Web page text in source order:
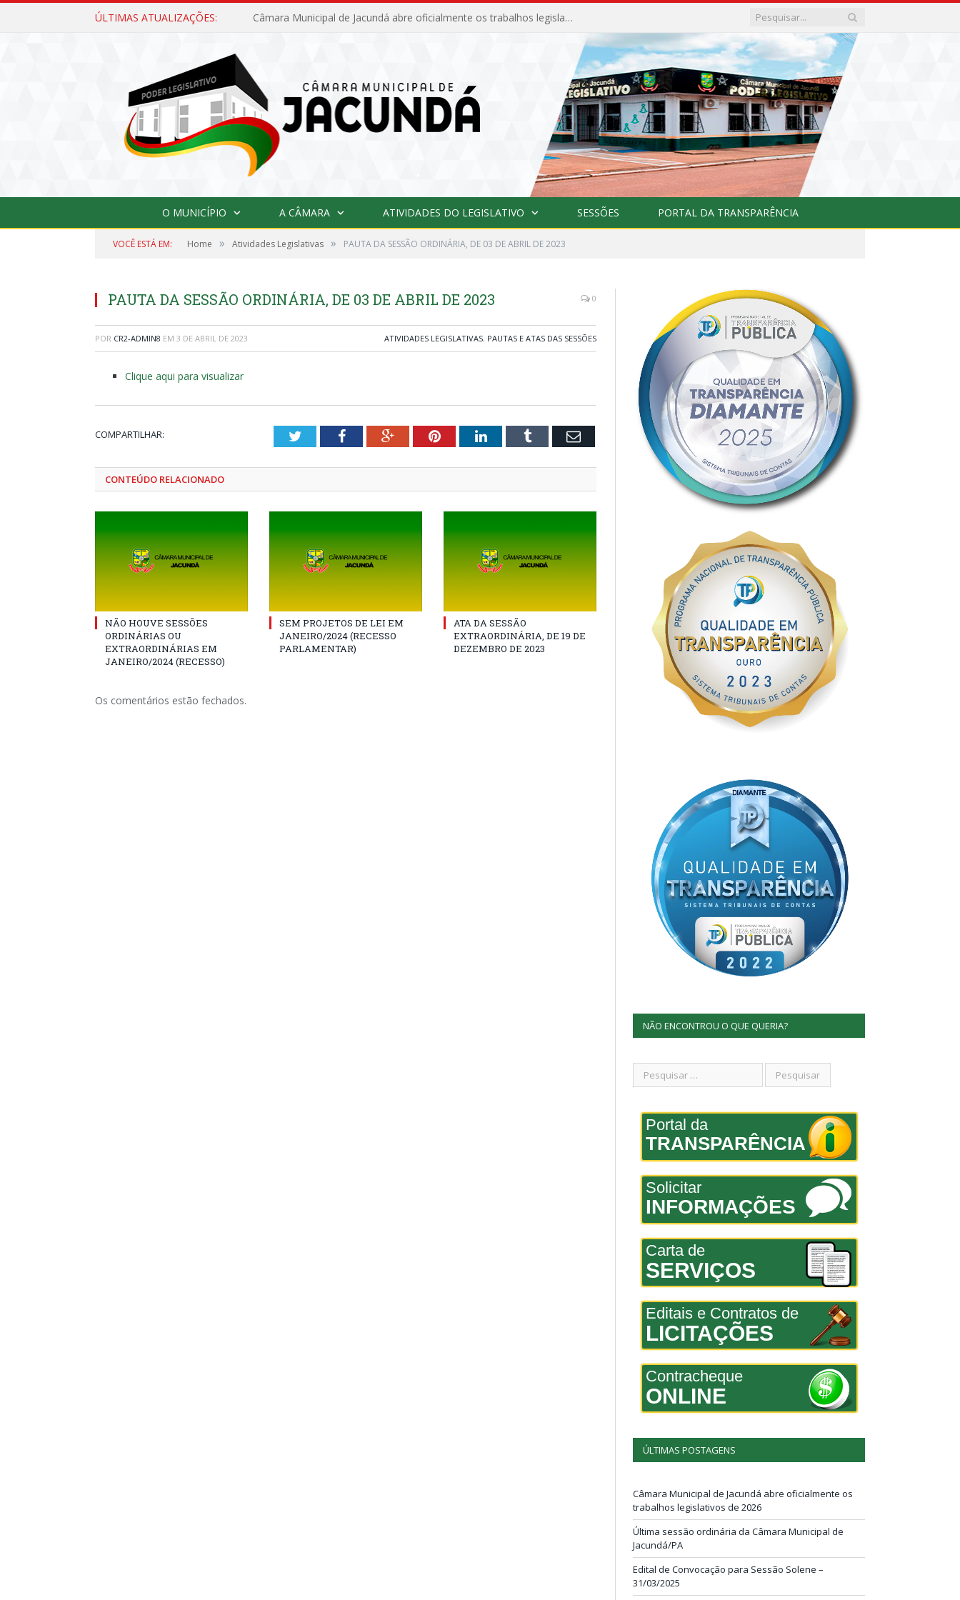
ÚLTIMAS ATUALIZAÇÕES: Câmara Municipal de Jacundá abre oficialmente os trabalhos legislativos de 2026
O MUNICÍPIO A CÂMARA ATIVIDADES DO LEGISLATIVO SESSÕES PORTAL DA TRANSPARÊNCIA
VOCÊ ESTÁ EM: Home » Atividades Legislativas » PAUTA DA SESSÃO ORDINÁRIA, DE 03 DE ABRIL DE 2023
PAUTA DA SESSÃO ORDINÁRIA, DE 03 DE ABRIL DE 2023 0
POR CR2-ADMIN8 EM 3 DE ABRIL DE 2023 ATIVIDADES LEGISLATIVAS, PAUTAS E ATAS DAS SESSÕES
Clique aqui para visualizar
COMPARTILHAR: TwitterFacebookGoogle+PinterestLinkedInTumblr Email
CONTEÚDO RELACIONADO
NÃO HOUVE SESSÕES
ORDINÁRIAS OU
EXTRAORDINÁRIAS EM
JANEIRO/2024 (RECESSO)
SEM PROJETOS DE LEI EM
JANEIRO/2024 (RECESSO
PARLAMENTAR)
ATA DA SESSÃO
EXTRAORDINÁRIA, DE 19 DE
DEZEMBRO DE 2023
Os comentários estão fechados.
NÃO ENCONTROU O QUE QUERIA?
Portal da
TRANSPARÊNCIA
Solicitar
INFORMAÇÕES
Carta de
SERVIÇOS
Editais e Contratos de
LICITAÇÕES
Contracheque
ONLINE
ÚLTIMAS POSTAGENS
Câmara Municipal de Jacundá abre oficialmente os
trabalhos legislativos de 2026
Última sessão ordinária da Câmara Municipal de
Jacundá/PA
Edital de Convocação para Sessão Solene –
31/03/2025